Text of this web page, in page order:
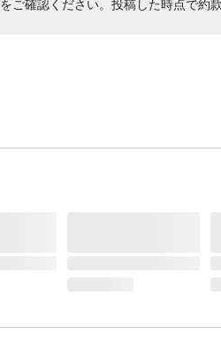
をご確認ください。投稿した時点で約